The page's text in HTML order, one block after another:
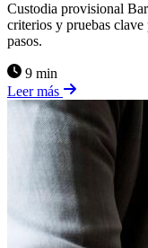
Custodia provisional
criterios y pruebas
pasos.
9 min
Leer más